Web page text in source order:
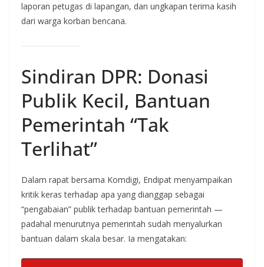
laporan petugas di lapangan, dan ungkapan terima kasih
dari warga korban bencana.
Sindiran DPR: Donasi
Publik Kecil, Bantuan
Pemerintah “Tak
Terlihat”
Dalam rapat bersama Komdigi, Endipat menyampaikan
kritik keras terhadap apa yang dianggap sebagai
“pengabaian” publik terhadap bantuan pemerintah —
padahal menurutnya pemerintah sudah menyalurkan
bantuan dalam skala besar. Ia mengatakan: